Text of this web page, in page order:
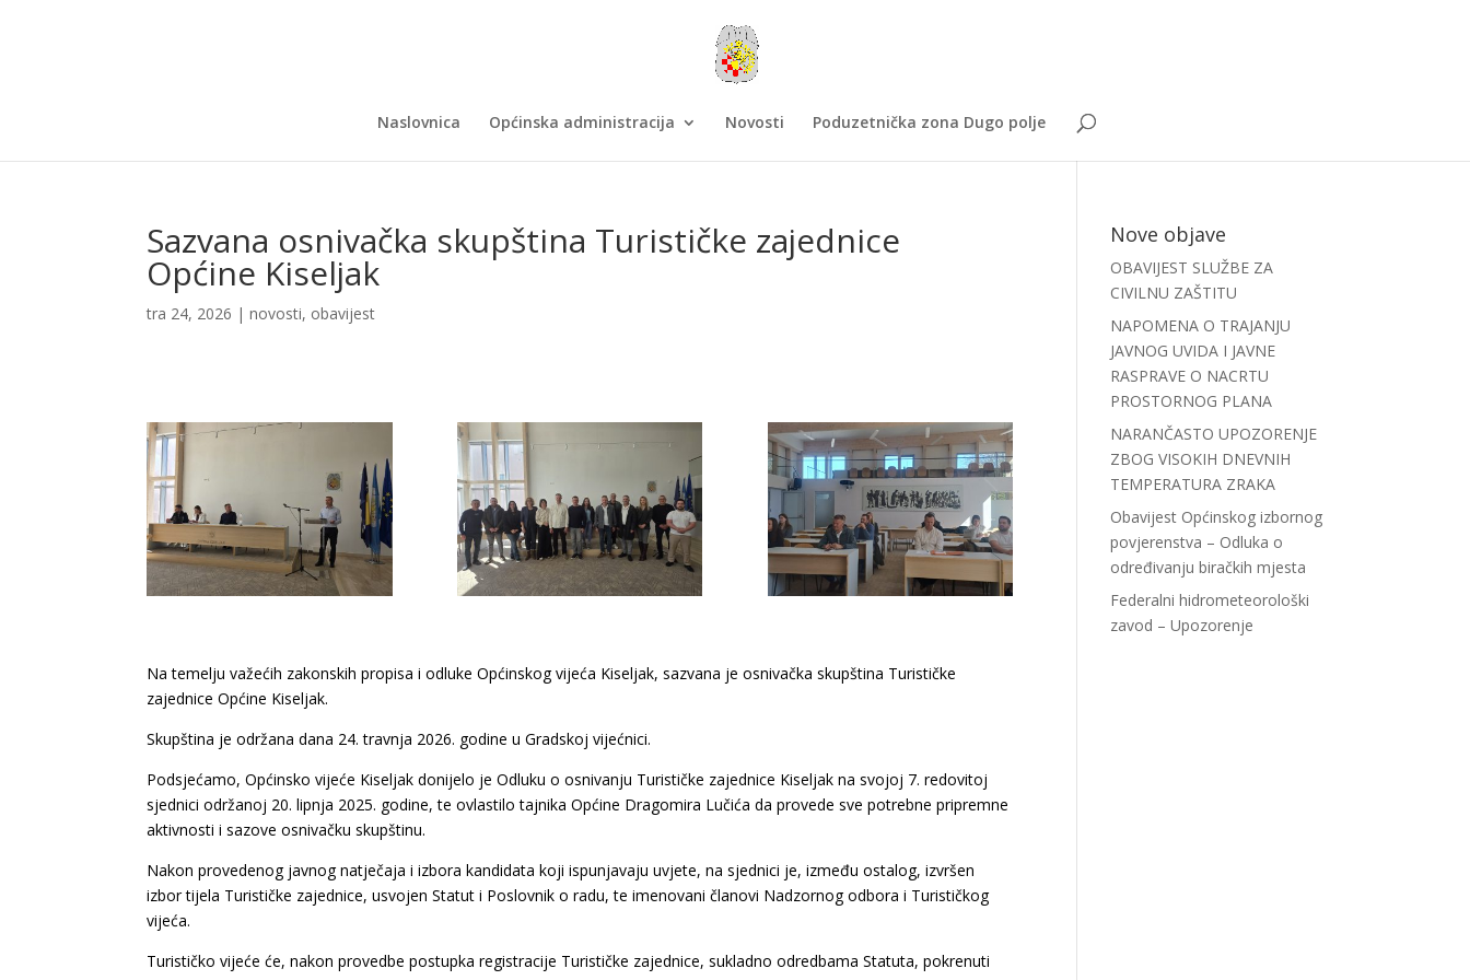
Naslovnica Općinska administracija Novosti Poduzetnička zona Dugo polje
Sazvana osnivačka skupština Turističke zajednice
Općine Kiseljak
tra 24, 2026 |novosti, obavijest
Na temelju važećih zakonskih propisa i odluke Općinskog vijeća Kiseljak, sazvana je osnivačka skupština Turističke
zajednice Općine Kiseljak.
Skupština je održana dana 24. travnja 2026. godine u Gradskoj vijećnici.
Podsjećamo, Općinsko vijeće Kiseljak donijelo je Odluku o osnivanju Turističke zajednice Kiseljak na svojoj 7. redovitoj
sjednici održanoj 20. lipnja 2025. godine, te ovlastilo tajnika Općine Dragomira Lučića da provede sve potrebne pripremne
aktivnosti i sazove osnivačku skupštinu.
Nakon provedenog javnog natječaja i izbora kandidata koji ispunjavaju uvjete, na sjednici je, između ostalog, izvršen
izbor tijela Turističke zajednice, usvojen Statut i Poslovnik o radu, te imenovani članovi Nadzornog odbora i Turističkog
vijeća.
Turističko vijeće će, nakon provedbe postupka registracije Turističke zajednice, sukladno odredbama Statuta, pokrenuti
Nove objave
OBAVIJEST SLUŽBE ZA
CIVILNU ZAŠTITU
NAPOMENA O TRAJANJU
JAVNOG UVIDA I JAVNE
RASPRAVE O NACRTU
PROSTORNOG PLANA
NARANČASTO UPOZORENJE
ZBOG VISOKIH DNEVNIH
TEMPERATURA ZRAKA
Obavijest Općinskog izbornog
povjerenstva – Odluka o
određivanju biračkih mjesta
Federalni hidrometeorološki
zavod – Upozorenje